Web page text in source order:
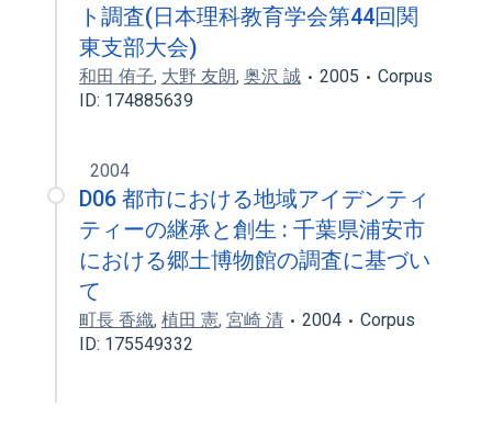
ト調査(日本理科教育学会第44回関
東支部大会)
和田 侑子, 大野 友朗, 奥沢 誠 2005
Corpus
ID: 174885639
2004
D06 都市における地域アイデンティ
ティーの継承と創生 : 千葉県浦安市
における郷土博物館の調査に基づい
て
町長 香織, 植田 憲, 宮崎 清 2004
Corpus
ID: 175549332